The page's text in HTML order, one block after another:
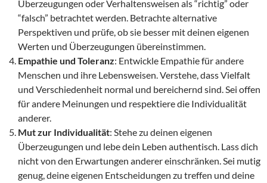
Überzeugungen oder Verhaltensweisen als “richtig” oder
“falsch” betrachtet werden. Betrachte alternative
Perspektiven und prüfe, ob sie besser mit deinen eigenen
Werten und Überzeugungen übereinstimmen.
Empathie und Toleranz: Entwickle Empathie für andere
Menschen und ihre Lebensweisen. Verstehe, dass Vielfalt
und Verschiedenheit normal und bereichernd sind. Sei offen
für andere Meinungen und respektiere die Individualität
anderer.
Mut zur Individualität: Stehe zu deinen eigenen
Überzeugungen und lebe dein Leben authentisch. Lass dich
nicht von den Erwartungen anderer einschränken. Sei mutig
genug, deine eigenen Entscheidungen zu treffen und deine